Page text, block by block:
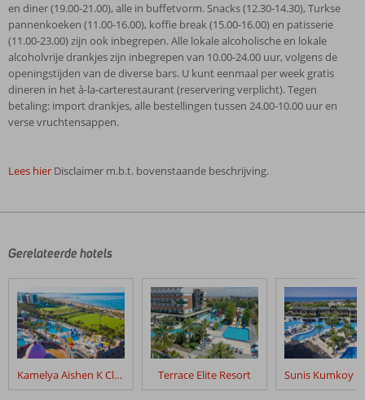
en diner (19.00-21.00), alle in buffetvorm. Snacks (12.30-14.30), Turkse
pannenkoeken (11.00-16.00), koffie break (15.00-16.00) en patisserie
(11.00-23.00) zijn ook inbegrepen. Alle lokale alcoholische en lokale
alcoholvrije drankjes zijn inbegrepen van 10.00-24.00 uur, volgens de
openingstijden van de diverse bars. U kunt eenmaal per week gratis
dineren in het à-la-carterestaurant (reservering verplicht). Tegen
betaling: import drankjes, alle bestellingen tussen 24.00-10.00 uur en
verse vruchtensappen.
Lees hier Disclaimer m.b.t. bovenstaande beschrijving.
door
geschreven
na
hun
verblijf
Orange
Gerelateerde hotels
Kamelya Aishen K Club Terrace Elite Resort